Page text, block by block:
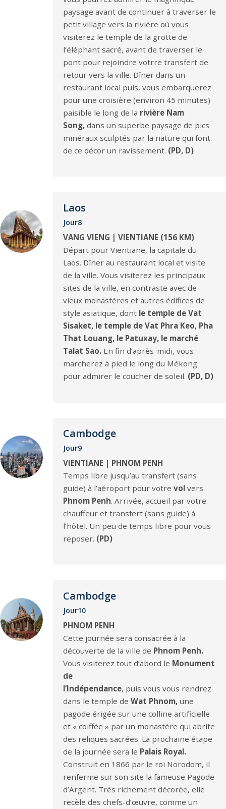
paysage avant de continuer à traverser le
petit village vers la rivière où vous
visiterez le temple de la grotte de
l’éléphant sacré, avant de traverser le
pont pour rejoindre votrre transfert de
retour vers la ville. Dîner dans un
restaurant local puis, vous embarquerez
pour une croisière (environ 45 minutes)
paisible le long de la rivière Nam
Song, dans un superbe paysage de pics
minéraux sculptés par la nature qui font
de ce décor un ravissement. (PD, D)
Laos
Jour8
VANG VIENG | VIENTIANE (156 KM)
Départ pour Vientiane, la capitale du
Laos. Dîner au restaurant local et visite
de la ville. Vous visiterez les principaux
sites de la ville, en contraste avec de
vieux monastères et autres édifices de
style asiatique, dont le temple de Vat
Sisaket, le temple de Vat Phra Keo, Pha
That Louang, le Patuxay, le marché
Talat Sao. En fin d’après-midi, vous
marcherez à pied le long du Mékong
pour admirer le coucher de soleil. (PD, D)
Cambodge
Jour9
VIENTIANE | PHNOM PENH
Temps libre jusqu’au transfert (sans
guide) à l’aéroport pour votre vol vers
Phnom Penh. Arrivée, accueil par votre
chauffeur et transfert (sans guide) à
l’hôtel. Un peu de temps libre pour vous
reposer. (PD)
Cambodge
Jour10
PHNOM PENH
Cette journée sera consacrée à la
découverte de la ville de Phnom Penh.
Vous visiterez tout d’abord le Monument
de
l’Indépendance, puis vous vous rendrez
dans le temple de Wat Phnom, une
pagode érigée sur une colline artificielle
et « coiffée » par un monastère qui abrite
des reliques sacrées. La prochaine étape
de la journée sera le Palais Royal.
Construit en 1866 par le roi Norodom, il
renferme sur son site la fameuse Pagode
d’Argent. Très richement décorée, elle
recèle des chefs-d’œuvre, comme un